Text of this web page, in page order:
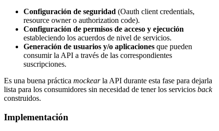
Configuración de seguridad (Oauth client credentials,
resource owner o authorization code).
Configuración de permisos de acceso y ejecución
estableciendo los acuerdos de nivel de servicios.
Generación de usuarios y/o aplicaciones que pueden
consumir la API a través de las correspondientes
suscripciones.
Es una buena práctica mockearla API durante esta fase para dejarla
lista para los consumidores sin necesidad de tener los servicios back
construidos.
Implementación